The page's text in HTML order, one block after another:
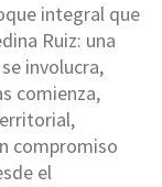
integral que
Ruiz: una
involucra,
comienza,
compromiso
el